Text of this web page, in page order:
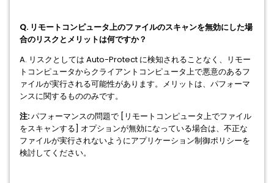
Q. リモートコンピュータ上のファイルのスキャンを無効にした場
合のリスクとメリットは何ですか？
A. リスクとしては Auto-Protect に検知されることなく、リモー
トコンピュータからクライアントコンピュータ上で悪意のあるフ
ァイルが実行される可能性があります。メリットは、パフォーマ
ンスに関するもののみです。
注:パフォーマンスの問題で [リモートコンピュータ上でファイル
をスキャンする] オプションが無効になっている場合は、不正な
ファイルが実行されないようにアプリケーション制御ポリシーを
検討してください。